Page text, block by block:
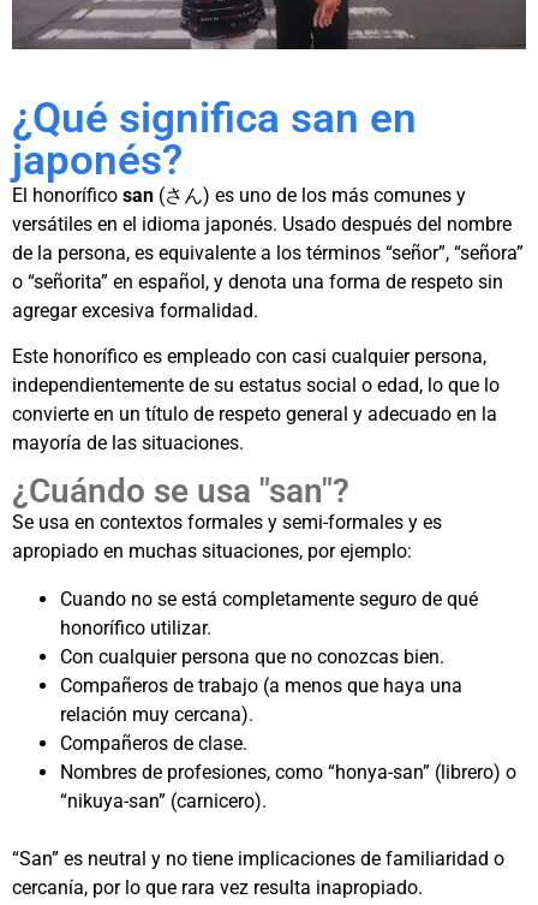
¿Qué significa san en
japonés?
El honorífico san (さん) es uno de los más comunes y
versátiles en el idioma japonés. Usado después del nombre
de la persona, es equivalente a los términos “señor”, “señora”
o “señorita” en español, y denota una forma de respeto sin
agregar excesiva formalidad.
Este honorífico es empleado con casi cualquier persona,
independientemente de su estatus social o edad, lo que lo
convierte en un título de respeto general y adecuado en la
mayoría de las situaciones.
¿Cuándo se usa "san"?
Se usa en contextos formales y semi-formales y es
apropiado en muchas situaciones, por ejemplo:
Cuando no se está completamente seguro de qué
honorífico utilizar.
Con cualquier persona que no conozcas bien.
Compañeros de trabajo (a menos que haya una
relación muy cercana).
Compañeros de clase.
Nombres de profesiones, como “honya-san” (librero) o
“nikuya-san” (carnicero).
“San” es neutral y no tiene implicaciones de familiaridad o
cercanía, por lo que rara vez resulta inapropiado.